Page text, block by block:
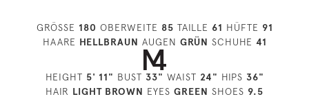
GRÖSSE 180 OBERWEITE 85 TAILLE 61 HÜFTE 91
HAARE HELLBRAUN AUGEN GRÜN SCHUHE 41
HEIGHT 5' 11" BUST 33" WAIST 24" HIPS 36"
HAIR LIGHT BROWN EYES GREEN SHOES 9.5